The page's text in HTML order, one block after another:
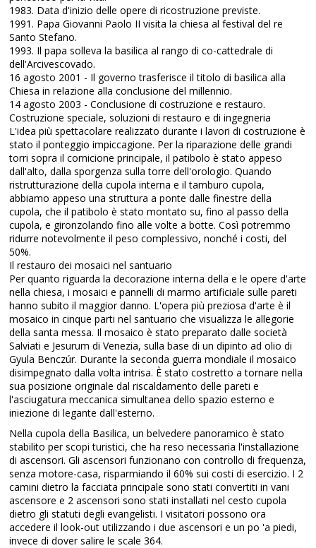
1983. Data d'inizio delle opere di ricostruzione previste.
1991. Papa Giovanni Paolo II visita la chiesa al festival del re
Santo Stefano.
1993. Il papa solleva la basilica al rango di co-cattedrale di
dell'Arcivescovado.
16 agosto 2001 - Il governo trasferisce il titolo di basilica alla
Chiesa in relazione alla conclusione del millennio.
14 agosto 2003 - Conclusione di costruzione e restauro.
Costruzione speciale, soluzioni di restauro e di ingegneria
L'idea più spettacolare realizzato durante i lavori di costruzione è
stato il ponteggio impiccagione. Per la riparazione delle grandi
torri sopra il cornicione principale, il patibolo è stato appeso
dall'alto, dalla sporgenza sulla torre dell'orologio. Quando
ristrutturazione della cupola interna e il tamburo cupola,
abbiamo appeso una struttura a ponte dalle finestre della
cupola, che il patibolo è stato montato su, fino al passo della
cupola, e gironzolando fino alle volte a botte. Così potremmo
ridurre notevolmente il peso complessivo, nonché i costi, del
50%.
Il restauro dei mosaici nel santuario
Per quanto riguarda la decorazione interna della e le opere d'arte
nella chiesa, i mosaici e pannelli di marmo artificiale sulle pareti
hanno subito il maggior danno. L'opera più preziosa d'arte è il
mosaico in cinque parti nel santuario che visualizza le allegorie
della santa messa. Il mosaico è stato preparato dalle società
Salviati e Jesurum di Venezia, sulla base di un dipinto ad olio di
Gyula Benczúr. Durante la seconda guerra mondiale il mosaico
disimpegnato dalla volta intrisa. È stato costretto a tornare nella
sua posizione originale dal riscaldamento delle pareti e
l'asciugatura meccanica simultanea dello spazio esterno e
iniezione di legante dall'esterno.
Nella cupola della Basilica, un belvedere panoramico è stato
stabilito per scopi turistici, che ha reso necessaria l'installazione
di ascensori. Gli ascensori funzionano con controllo di frequenza,
senza motore-casa, risparmiando il 60% sui costi di esercizio. I 2
camini dietro la facciata principale sono stati convertiti in vani
ascensore e 2 ascensori sono stati installati nel cesto cupola
dietro gli statuti degli evangelisti. I visitatori possono ora
accedere il look-out utilizzando i due ascensori e un po 'a piedi,
invece di dover salire le scale 364.